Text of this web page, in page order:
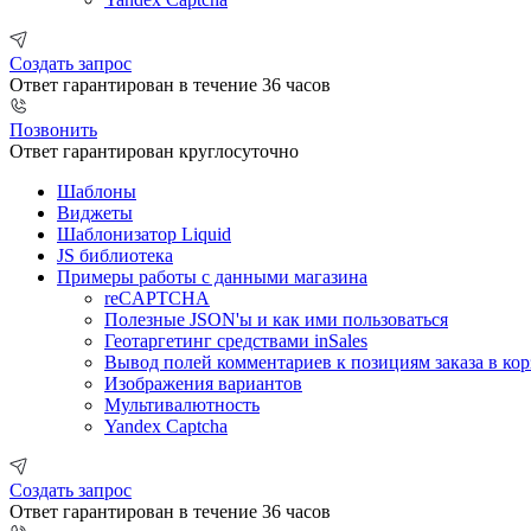
Создать запрос
Ответ гарантирован в течение 36 часов
Позвонить
Ответ гарантирован круглосуточно
Шаблоны
Виджеты
Шаблонизатор Liquid
JS библиотека
Примеры работы с данными магазина
reCAPTCHA
Полезные JSON'ы и как ими пользоваться
Геотаргетинг средствами inSales
Вывод полей комментариев к позициям заказа в
Изображения вариантов
Мультивалютность
Yandex Captcha
Создать запрос
Ответ гарантирован в течение 36 часов